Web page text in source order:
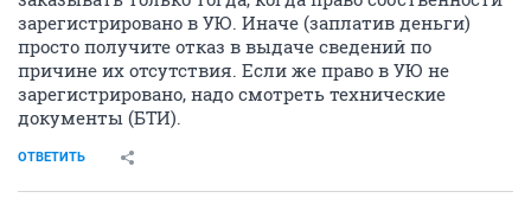
зарегистрировано в УЮ. Иначе (заплатив деньги)
просто получите отказ в выдаче сведений по
причине их отсутствия. Если же право в УЮ не
зарегистрировано, надо смотреть технические
документы (БТИ).
ОТВЕТИТЬ